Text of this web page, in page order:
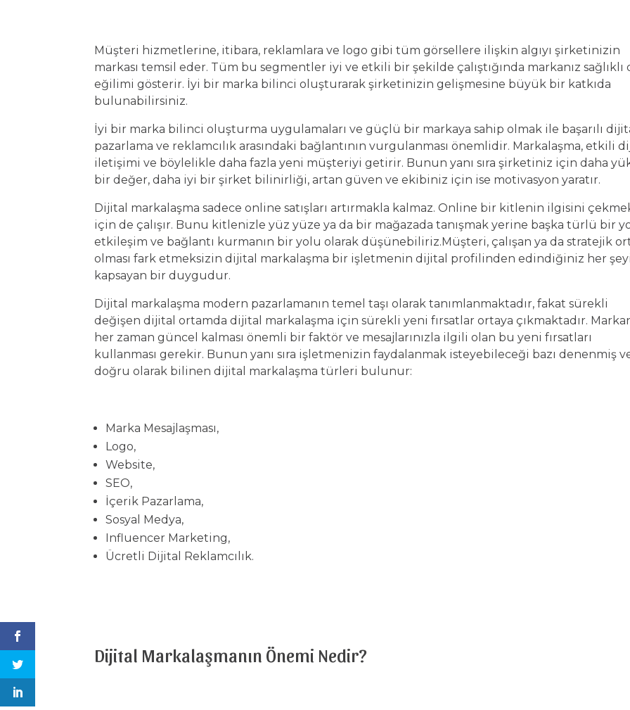
Müşteri hizmetlerine, itibara, reklamlara ve logo gibi tüm görsellere ilişkin algıyı şirketinizin
markası temsil eder. Tüm bu segmentler iyi ve etkili bir şekilde çalıştığında markanız sağlıklı
eğilimi gösterir. İyi bir marka bilinci oluşturarak şirketinizin gelişmesine büyük bir katkıda
bulunabilirsiniz.
İyi bir marka bilinci oluşturma uygulamaları ve güçlü bir markaya sahip olmak ile başarılı
pazarlama ve reklamcılık arasındaki bağlantının vurgulanması önemlidir. Markalaşma, etkili
iletişimi ve böylelikle daha fazla yeni müşteriyi getirir. Bunun yanı sıra şirketiniz için daha
bir değer, daha iyi bir şirket bilinirliği, artan güven ve ekibiniz için ise motivasyon yaratır.
Dijital markalaşma sadece online satışları artırmakla kalmaz. Online bir kitlenin ilgisini
için de çalışır. Bunu kitlenizle yüz yüze ya da bir mağazada tanışmak yerine başka türlü bir
etkileşim ve bağlantı kurmanın bir yolu olarak düşünebiliriz.Müşteri, çalışan ya da stratejik
olması fark etmeksizin dijital markalaşma bir işletmenin dijital profilinden edindiğiniz her
kapsayan bir duygudur.
Dijital markalaşma modern pazarlamanın temel taşı olarak tanımlanmaktadır, fakat sürekli
değişen dijital ortamda dijital markalaşma için sürekli yeni fırsatlar ortaya çıkmaktadır.
her zaman güncel kalması önemli bir faktör ve mesajlarınızla ilgili olan bu yeni fırsatları
kullanması gerekir. Bunun yanı sıra işletmenizin faydalanmak isteyebileceği bazı denenmiş
doğru olarak bilinen dijital markalaşma türleri bulunur:
Marka Mesajlaşması,
Logo,
Website,
SEO,
İçerik Pazarlama,
Sosyal Medya,
Influencer Marketing,
Ücretli Dijital Reklamcılık.
Dijital Markalaşmanın Önemi Nedir?